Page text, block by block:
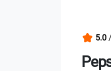
5.0